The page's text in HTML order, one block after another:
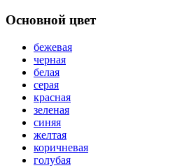
Основной цвет
бежевая
черная
белая
серая
красная
зеленая
синяя
желтая
коричневая
голубая